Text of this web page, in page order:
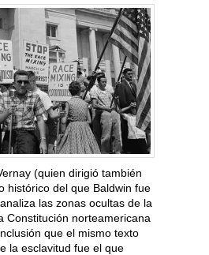
(quien dirigió también
histórico del que Baldwin fue
las zonas ocultas de la
Constitución norteamericana
que el mismo texto
la esclavitud fue el que